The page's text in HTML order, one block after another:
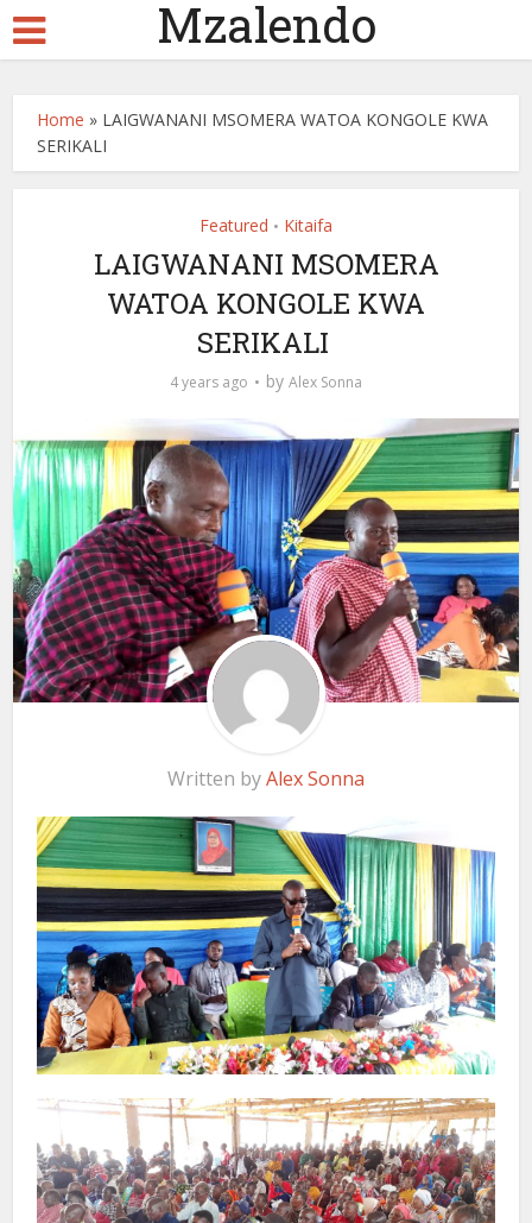
Mzalendo
Home » LAIGWANANI MSOMERA WATOA KONGOLE KWA
SERIKALI
Featured • Kitaifa
LAIGWANANI MSOMERA
WATOA KONGOLE KWA
SERIKALI
4 years ago by Alex Sonna
Written byAlex Sonna